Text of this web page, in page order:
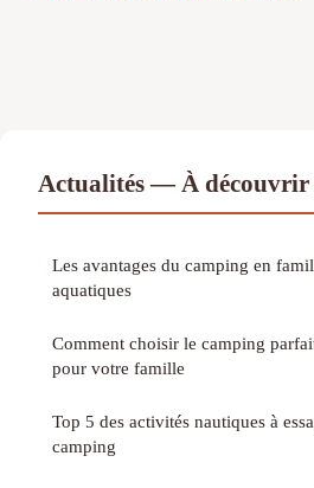
Actualités — À découvrir
Les avantages du camping en
aquatiques
Comment choisir le camping
pour votre famille
Top 5 des activités nautiques à
camping